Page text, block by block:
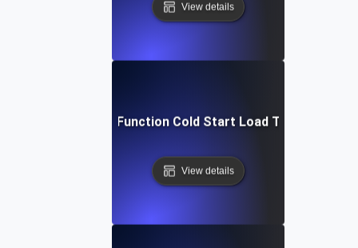
View details
Cloud Function Cold Start Load Testing
View details